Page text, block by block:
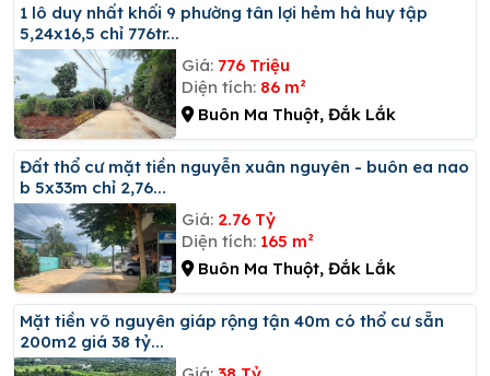
1 lô duy nhất khối 9 phường tân lợi hẻm hà huy tập
5,24x16,5 chỉ 776tr...
Giá: 776 Triệu
Diện tích: 86 m²
Buôn Ma Thuột, Đắk Lắk
đất thổ cư mặt tiền nguyễn xuân nguyên - buôn ea nao
b 5x33m chỉ 2,76...
Giá: 2.76 Tỷ
Diện tích: 165 m²
Buôn Ma Thuột, Đắk Lắk
Mặt tiền võ nguyên giáp rộng tận 40m có thổ cư sẵn
200m2 giá 38 tỷ...